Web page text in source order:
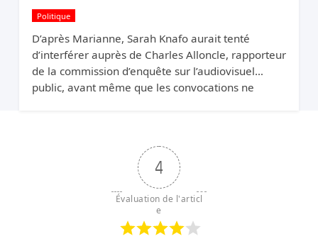
Politique
D’après Marianne, Sarah Knafo aurait tenté
d’interférer auprès de Charles Alloncle, rapporteur
de la commission d’enquête sur l’audiovisuel
public, avant même que les convocations ne
4
Évaluation de l'articl
e